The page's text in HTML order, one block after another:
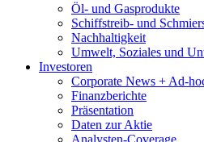
Öl- und Gasprodukte
Schiffstreib- und
Nachhaltigkeit
Umwelt, Soziales und
Investoren
Corporate News + Ad-
Finanzberichte
Präsentation
Daten zur Aktie
Analysten-Coverage